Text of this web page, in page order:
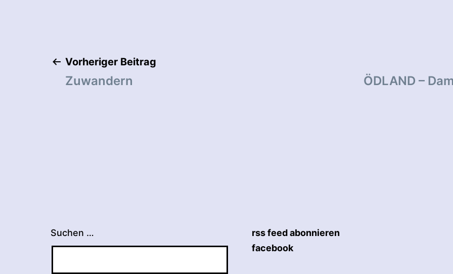
Beitragsnavigation
Vorheriger Beitrag
Zuwandern ÖDLAND –
Suchen …
rss feed abonnieren
facebook